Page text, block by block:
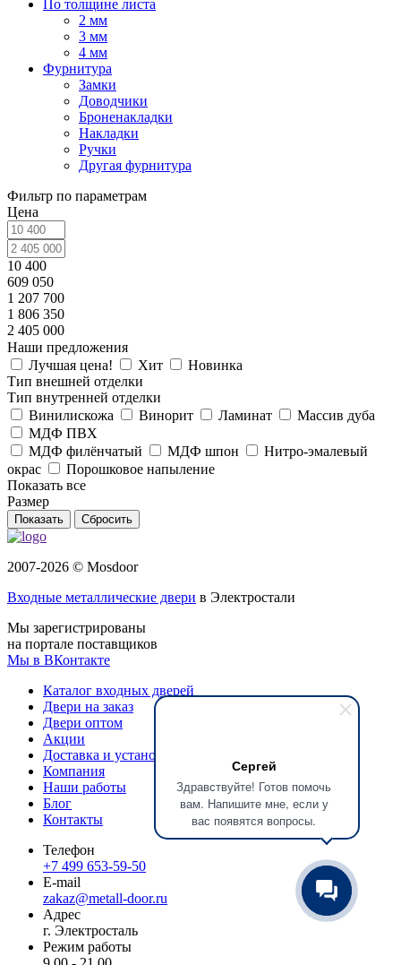
Сергей
Здравствуйте! Готов помочь
вам. Напишите мне, если у
вас появятся вопросы.
По толщине листа
2 мм
3 мм
4 мм
Фурнитура
Замки
Доводчики
Броненакладки
Накладки
Ручки
Другая фурнитура
Фильтр по параметрам
Цена
10 400
609 050
1 207 700
1 806 350
2 405 000
Наши предложения
Лучшая цена!
Хит
Новинка
Тип внешней отделки
Тип внутренней отделки
Винилискожа
Винорит Ламинат
Массив дуба
МДФ ПВХ
МДФ филёнчатый
МДФ шпон
Нитро-эмалевый
окрас
Порошковое напыление
Показать все
Размер
Сбросить
2007-2026 © Mosdoor
Входные металлические двери в Электростали
Мы зарегистрированы
на портале поставщиков
Мы в ВКонтакте
Каталог входных дверей
Двери на заказ
Двери оптом
Акции
Доставка и установка
Компания
Наши работы
Блог
Контакты
Телефон
+7 499 653-59-50
E-mail
zakaz@metall-door.ru
Адрес
г. Электросталь
Режим работы